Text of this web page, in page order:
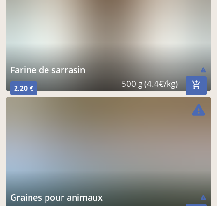
farine de sarrasin warning
2,20 € 500 g (4.4€/kg)
graines pour animaux warning
warning